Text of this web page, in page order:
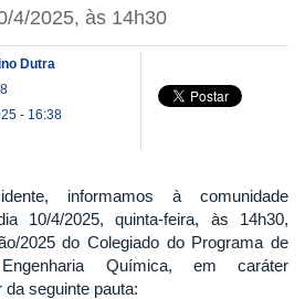
4/2025, às 14h30
Dutra
- 16:38
informamos à comunidade
10/4/2025, quinta-feira, às 14h30,
2025 do Colegiado do Programa de
Química, em caráter
seguinte pauta: